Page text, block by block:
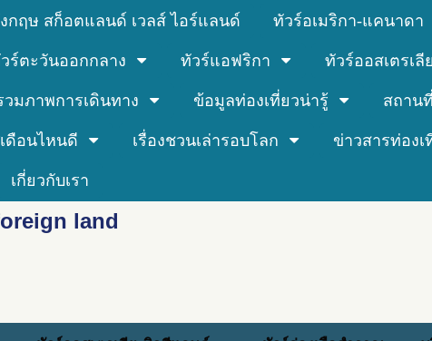
กฤษ สก็อตแลนด์ เวลส์ ไอร์แลนด์ ทัวร์อเมริกา-แคนาดา
ร์ตะวันออกกลาง ทัวร์แอฟริกา ทัวร์ออสเตรเ
วมภาพการเดินทาง ข้อมูลท่องเที่ยวน่ารู้ สถาน
ดือนไหนดี เรื่องชวนเล่ารอบโลก ข่าวสารท่องเ
เกี่ยวกับเรา
land